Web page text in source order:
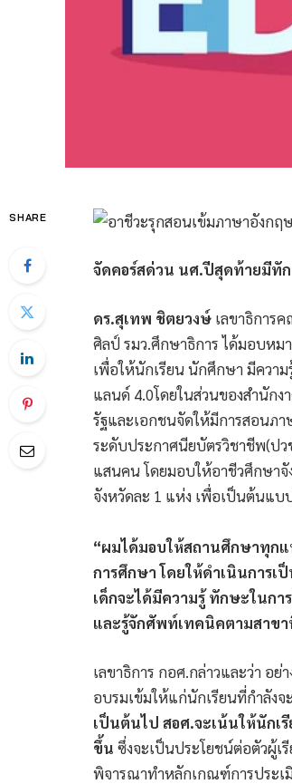
SHARE
จัดคอร์สด่วน นศ.ปีสุดท้ายมีทัก
ดร.สุเทพ ชิตยวงษ์ เลขาธิการ
ศิลป์ รมว.ศึกษาธิการ ได้มอบห
เพื่อให้นักเรียน นักศึกษา มีความ
แลนด์ 4.0โดยในส่วนของสำนัก
รัฐและเอกชนจัดให้มีการสอนภ
ระดับประกาศนียบัตรวิชาชีพ(ปว
แสนคน โดยมอบให้อาชีวศึกษา
จังหวัดละ 1 แห่ง เพื่อเป็นต้นแ
“ผมได้มอบให้สถานศึกษาทุก
การศึกษา โดยให้ดำเนินการเ
เด็กจะได้มีความรู้ ทักษะในกา
และรู้จักศัพท์เทคนิคตามสาขา
เลขาธิการ กอศ.กล่าวและว่า อ
อบรมเข้มให้แก่นักเรียนที่กำลัง
เป็นต้นไป สอศ.จะเน้นให้นัก
ขึ้น ซึ่งจะเป็นประโยชน์ต่อตัวผู้
พิจารณาทำหลักเกณฑ์การประเ